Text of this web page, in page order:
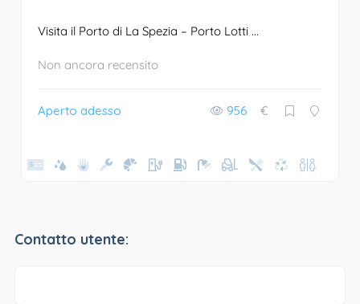
Visita il Porto di La Spezia – Porto Lotti ...
Non ancora recensito
Aperto adesso 956 €
Contatto utente: